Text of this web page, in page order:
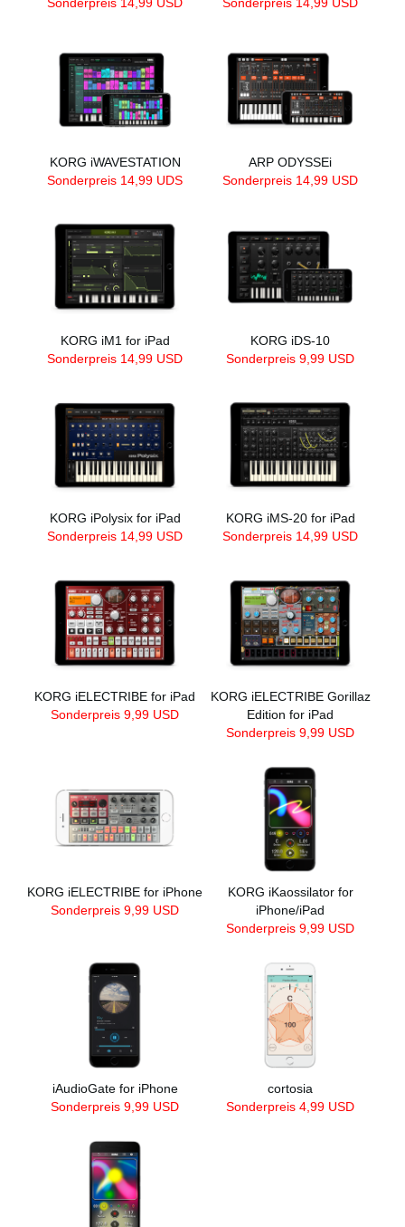
KORG iWAVESTATION
Sonderpreis 14,99 UDS
ARP ODYSSEi
Sonderpreis 14,99 USD
KORG iM1 for iPad
Sonderpreis 14,99 USD
KORG iDS-10
Sonderpreis 9,99 USD
KORG iPolysix for iPad
Sonderpreis 14,99 USD
KORG iMS-20 for iPad
Sonderpreis 14,99 USD
KORG iELECTRIBE for iPad
Sonderpreis 9,99 USD
KORG iELECTRIBE Gorillaz
Edition for iPad
Sonderpreis 9,99 USD
KORG iELECTRIBE for iPhone
Sonderpreis 9,99 USD
KORG iKaossilator for
iPhone/iPad
Sonderpreis 9,99 USD
iAudioGate for iPhone
Sonderpreis 9,99 USD
cortosia
Sonderpreis 4,99 USD